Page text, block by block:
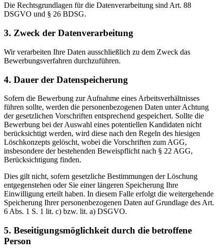
Die Rechtsgrundlagen für die Datenverarbeitung sind Art. 88
DSGVO und § 26 BDSG.
3. Zweck der Datenverarbeitung
Wir verarbeiten Ihre Daten ausschließlich zu dem Zweck das
Bewerbungsverfahren durchzuführen.
4. Dauer der Datenspeicherung
Sofern die Bewerbung zur Aufnahme eines Arbeitsverhältnisses
führen sollte, werden die personenbezogenen Daten unter Achtung
der gesetzlichen Vorschriften entsprechend gespeichert. Sollte die
Bewerbung bei der Auswahl eines potentiellen Kandidaten nicht
berücksichtigt werden, wird diese nach den Regeln des hiesigen
Löschkonzepts gelöscht, wobei die Vorschriften zum AGG,
insbesondere der bestehenden Beweispflicht nach § 22 AGG,
Berücksichtigung finden.
Dies gilt nicht, sofern gesetzliche Bestimmungen der Löschung
entgegenstehen oder Sie einer längeren Speicherung Ihre
Einwilligung erteilt haben. In diesem Falle erfolgt die weitergehende
Speicherung Ihrer personenbezogenen Daten auf Grundlage des Art.
6 Abs. 1 S. 1 lit. c) bzw. lit. a) DSGVO.
5. Beseitigungsmöglichkeit durch die betroffene
Person